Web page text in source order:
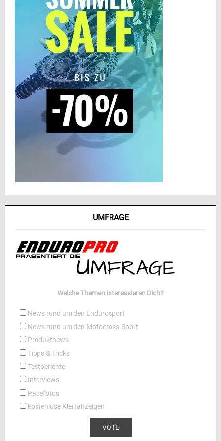
UMFRAGE
Welche Themen interessieren Dich?
News rund um den Endurosport
News rund um den Motocross-Sport
Produktnews
Tipps & Tricks
Testberichte
Interviews
Racefotos
kostenlose Kleinanzeigen